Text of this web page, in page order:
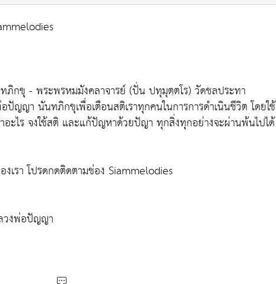
กขุ - พระพรหมมังคลาจารย์ (ปั่น ปทุมุตฺตโร) วัดชลประทา
ปัญญา นันทภิกขุเพื่อเตือนสติเราทุกคนในการการดำเนินชีวิต โดยใช้
อะไร จงใช้สติ และแก้ปัญหาด้วยปัญา ทุกสิ่งทุกอย่างจะผ่านพ้นไปได้
เรา โปรดกดติดตามช่อง Siammelodies
วงพ่อปัญญา